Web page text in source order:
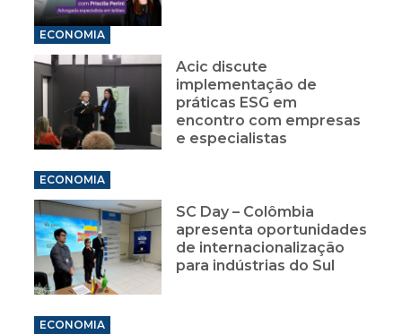
ECONOMIA
Acic discute
implementação de
práticas ESG em
encontro com empresas
e especialistas
ECONOMIA
SC Day – Colômbia
apresenta oportunidades
de internacionalização
para indústrias do Sul
ECONOMIA